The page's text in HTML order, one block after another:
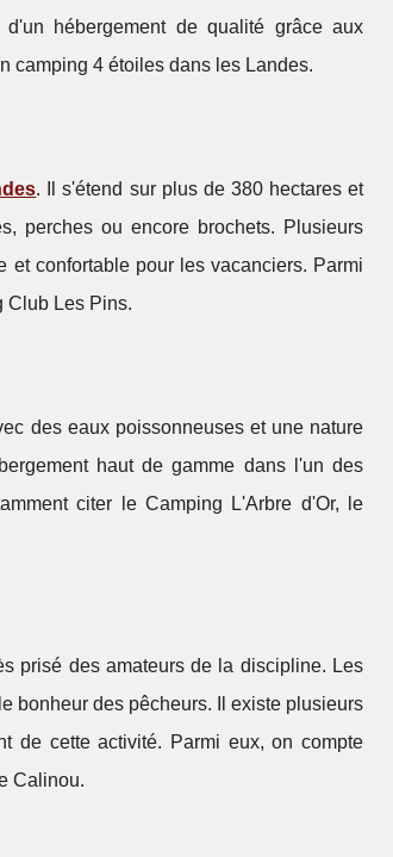
hébergement de qualité grâce aux
camping 4 étoiles dans les Landes.
. Il s'étend sur plus de 380 hectares et
perches ou encore brochets. Plusieurs
confortable pour les vacanciers. Parmi
Club Les Pins.
des eaux poissonneuses et une nature
haut de gamme dans l'un des
citer le Camping L'Arbre d'Or, le
prisé des amateurs de la discipline. Les
bonheur des pêcheurs. Il existe plusieurs
de cette activité. Parmi eux, on compte
Calinou.